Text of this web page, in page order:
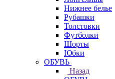
Нижнее белье
Рубашки
Толстовки
Футболки
Шорты
Юбки
ОБУВЬ
Назад